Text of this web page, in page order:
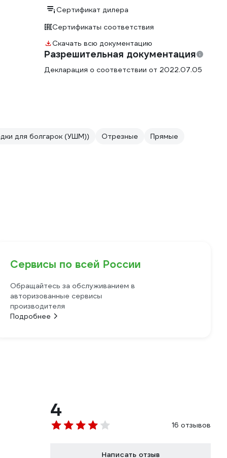
Сертификат дилера
Сертификаты соответствия
Скачать всю документацию
Разрешительная документация
Декларация о соответствии от 2022.07.05
для болгарок (УШМ)) Отрезные
Прямые
Сервисы по всей России
Обращайтесь за обслуживанием в
авторизованные сервисы
производителя
Подробнее
4
16 отзывов
Написать отзыв